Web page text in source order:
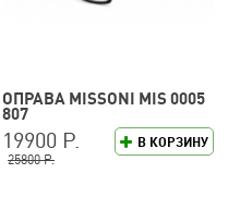
ОПРАВА MISSONI MIS 0005
807
В КОРЗИНУ
19900 Р.
25800 Р.